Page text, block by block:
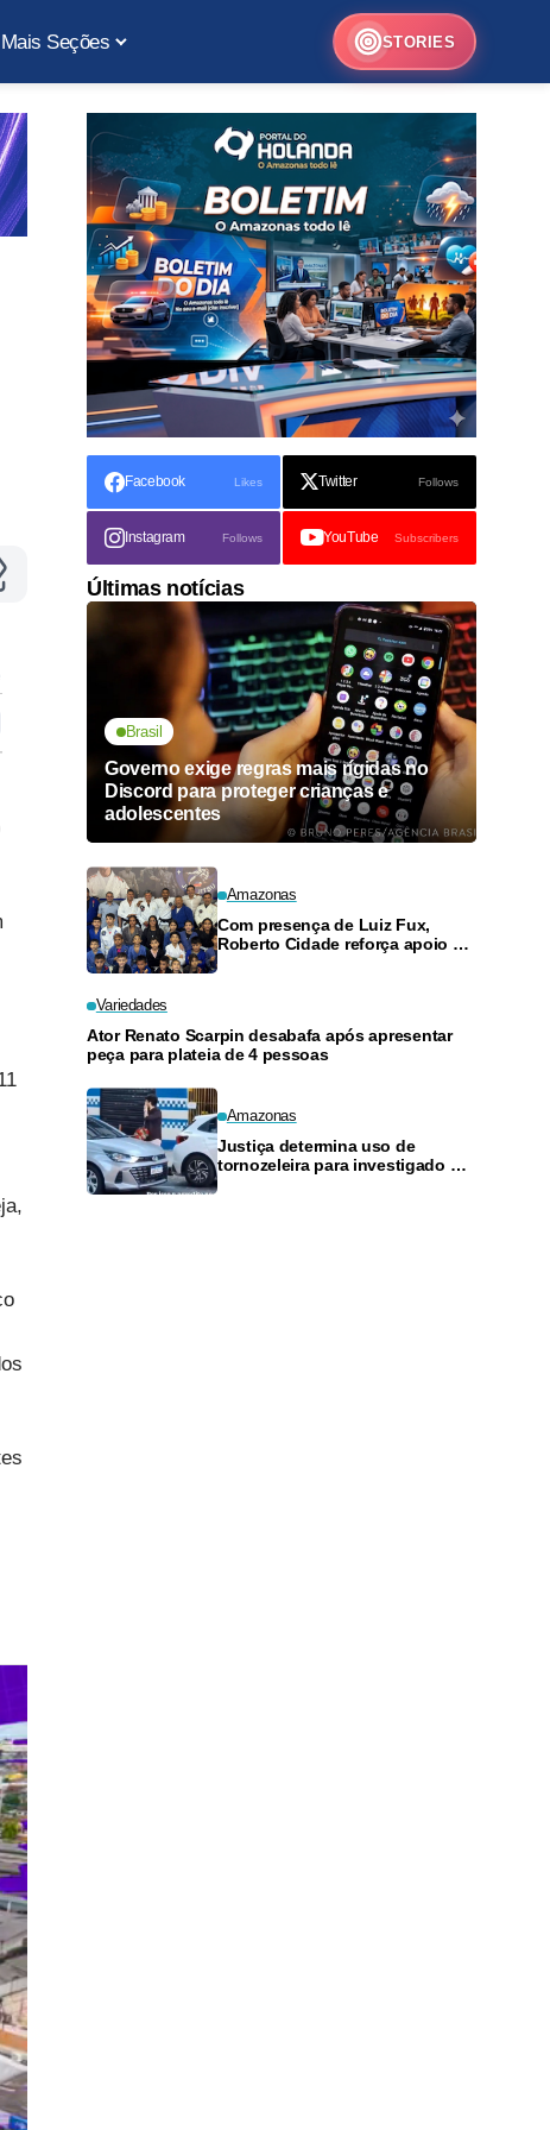
Mais Seções STORIES
Facebook Likes Twitter Follows
Instagram Follows YouTube Subscribers
Últimas notícias
Brasil
Governo exige regras mais rígidas no
Discord para proteger crianças e
adolescentes
Amazonas
Com presença de Luiz Fux,
Roberto Cidade reforça apoio a
Variedades
Ator Renato Scarpin desabafa após apresentar
peça para plateia de 4 pessoas
Amazonas
Justiça determina uso de
tornozeleira para investigado por